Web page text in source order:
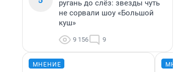
ругань до слёз: звезды чуть
не сорвали шоу «Большой
куш»
9 156 9
МНЕНИЕ